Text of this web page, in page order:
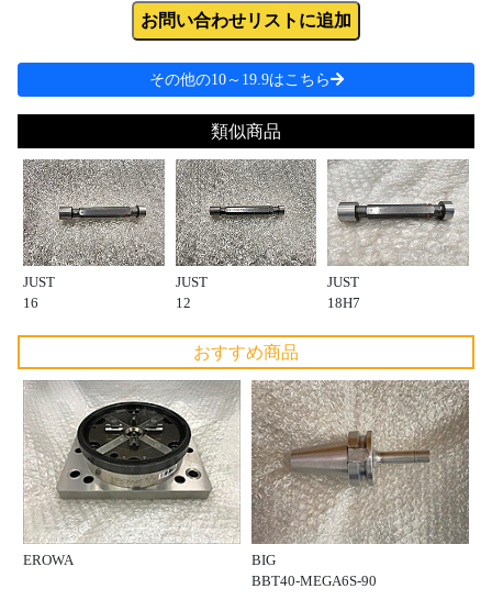
お問い合わせリストに追加
その他の10～19.9はこちら
類似商品
JUST
16
JUST
12
JUST
18H7
おすすめ商品
EROWA
BIG
BBT40-MEGA6S-90